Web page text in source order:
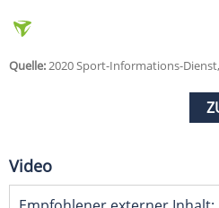
Quelle:2020 Sport-Informations-
Video